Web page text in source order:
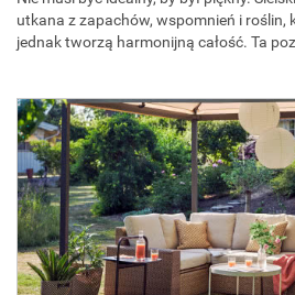
utkana z zapachów, wspomnień i roślin,
jednak tworzą harmonijną całość. Ta